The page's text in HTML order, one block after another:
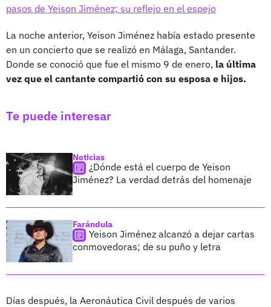
pasos de Yeison Jiménez; su reflejo en el espejo
La noche anterior, Yeison Jiménez había estado presente
en un concierto que se realizó en Málaga, Santander.
Donde se conoció que fue el mismo 9 de enero, la última
vez que el cantante compartió con su esposa e hijos.
Te puede interesar
Noticias
¿Dónde está el cuerpo de Yeison
Jiménez? La verdad detrás del homenaje
Farándula
Yeison Jiménez alcanzó a dejar cartas
conmovedoras; de su puño y letra
Días después, la Aeronáutica Civil después de varios